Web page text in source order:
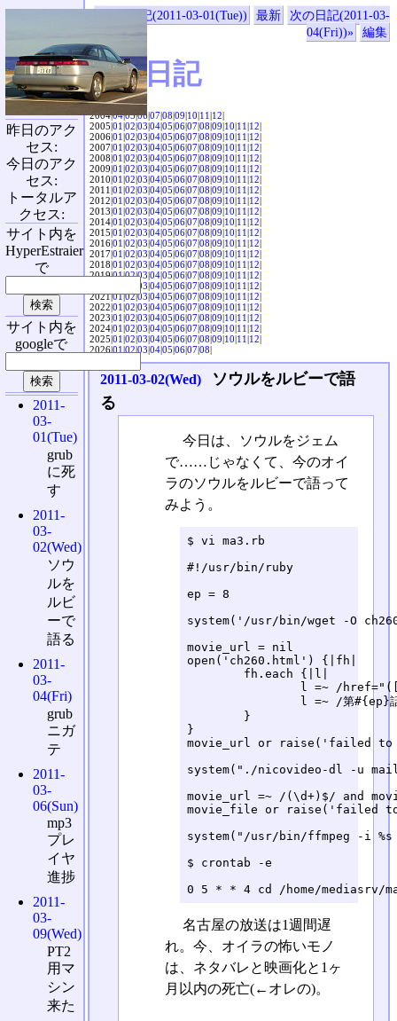
«前の日記(2011-03-01(Tue)) 最新
次の日記(2011-03-
04(Fri))»
編集
SVX日記
2004|04|05|06|07|08|09|10|11|12|
2005|01|02|03|04|05|06|07|08|09|10|11|12|
2006|01|02|03|04|05|06|07|08|09|10|11|12|
2007|01|02|03|04|05|06|07|08|09|10|11|12|
2008|01|02|03|04|05|06|07|08|09|10|11|12|
2009|01|02|03|04|05|06|07|08|09|10|11|12|
2010|01|02|03|04|05|06|07|08|09|10|11|12|
2011|01|02|03|04|05|06|07|08|09|10|11|12|
2012|01|02|03|04|05|06|07|08|09|10|11|12|
2013|01|02|03|04|05|06|07|08|09|10|11|12|
2014|01|02|03|04|05|06|07|08|09|10|11|12|
2015|01|02|03|04|05|06|07|08|09|10|11|12|
2016|01|02|03|04|05|06|07|08|09|10|11|12|
2017|01|02|03|04|05|06|07|08|09|10|11|12|
2018|01|02|03|04|05|06|07|08|09|10|11|12|
2019|01|02|03|04|05|06|07|08|09|10|11|12|
03|04|05|06|07|08|09|10|11|12|
2021|01|02|03|04|05|06|07|08|09|10|11|12|
2022|01|02|03|04|05|06|07|08|09|10|11|12|
2023|01|02|03|04|05|06|07|08|09|10|11|12|
2024|01|02|03|04|05|06|07|08|09|10|11|12|
2025|01|02|03|04|05|06|07|08|09|10|11|12|
2026|01|02|03|04|05|06|07|08|
2011-03-02(Wed)
ソウルをルビーで語
る
今日は、ソウルをジェム
で……じゃなくて、今のオイ
ラのソウルをルビーで語って
みよう。
$ vi ma3.rb
#!/usr/bin/ruby
ep = 8
system('/usr/bin/wget -O
movie_url = nil
open('ch260.html') {|fh|
}
movie_url or raise('failed to
system("./nicovideo-dl -u
movie_url =~ /(\d+)$/ and
movie_file or raise('failed
system("/usr/bin/ffmpeg -i %s
$ crontab -e
0 5 * * 4 cd /home/mediasrv/
名古屋の放送は1週間遅
れ。今、オイラの怖いモノ
は、ネタバレと映画化と1ヶ
月以内の死亡(←オレの)。
昨日のアク
セス:
今日のアク
セス:
トータルア
クセス:
サイト内を
HyperEstraier
で
サイト内を
googleで
2011-
03-
01(Tue)
grub
に死
す
2011-
03-
02(Wed)
ソウ
ルを
ルビ
ーで
語る
2011-
03-
04(Fri)
grub
ニガ
テ
2011-
03-
06(Sun)
mp3
プレ
イヤ
進捗
2011-
03-
09(Wed)
PT2
用マ
シン
来た